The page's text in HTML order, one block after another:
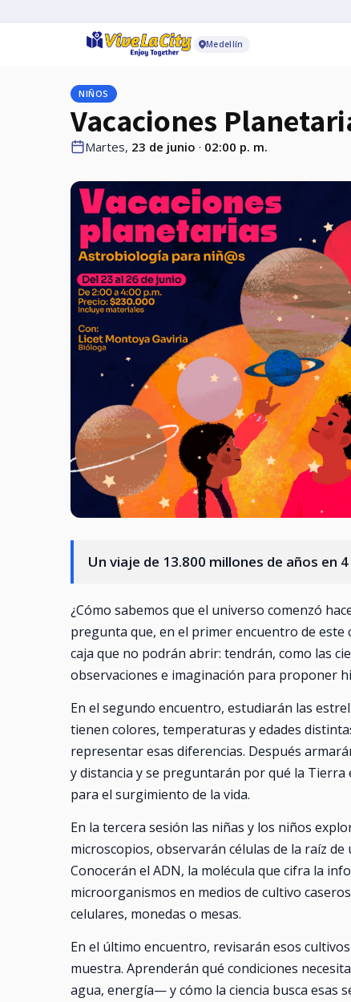
Medellín
NIÑOS
Vacaciones
Martes, 23 de junio · 02:00 p. m.
Un viaje de 13.800 millones de años en
¿Cómo sabemos que el universo comenzó
pregunta que, en el primer encuentro de este
caja que no podrán abrir: tendrán, como las
observaciones e imaginación para proponer
En el segundo encuentro, estudiarán las
tienen colores, temperaturas y edades
representar esas diferencias. Después
y distancia y se preguntarán por qué la
para el surgimiento de la vida.
En la tercera sesión las niñas y los niños
microscopios, observarán células de la raíz
Conocerán el ADN, la molécula que cifra la
microorganismos en medios de cultivo
celulares, monedas o mesas.
En el último encuentro, revisarán esos
muestra. Aprenderán qué condiciones
agua, energía— y cómo la ciencia busca esas